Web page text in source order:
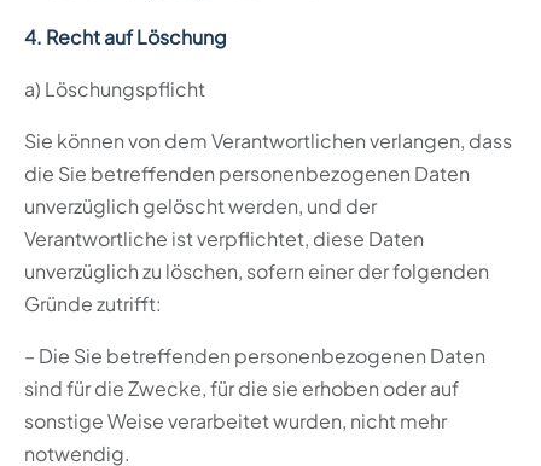
4. Recht auf Löschung
a) Löschungspflicht
Sie können von dem Verantwortlichen verlangen, dass
die Sie betreffenden personenbezogenen Daten
unverzüglich gelöscht werden, und der
Verantwortliche ist verpflichtet, diese Daten
unverzüglich zu löschen, sofern einer der folgenden
Gründe zutrifft:
– Die Sie betreffenden personenbezogenen Daten
sind für die Zwecke, für die sie erhoben oder auf
sonstige Weise verarbeitet wurden, nicht mehr
notwendig.